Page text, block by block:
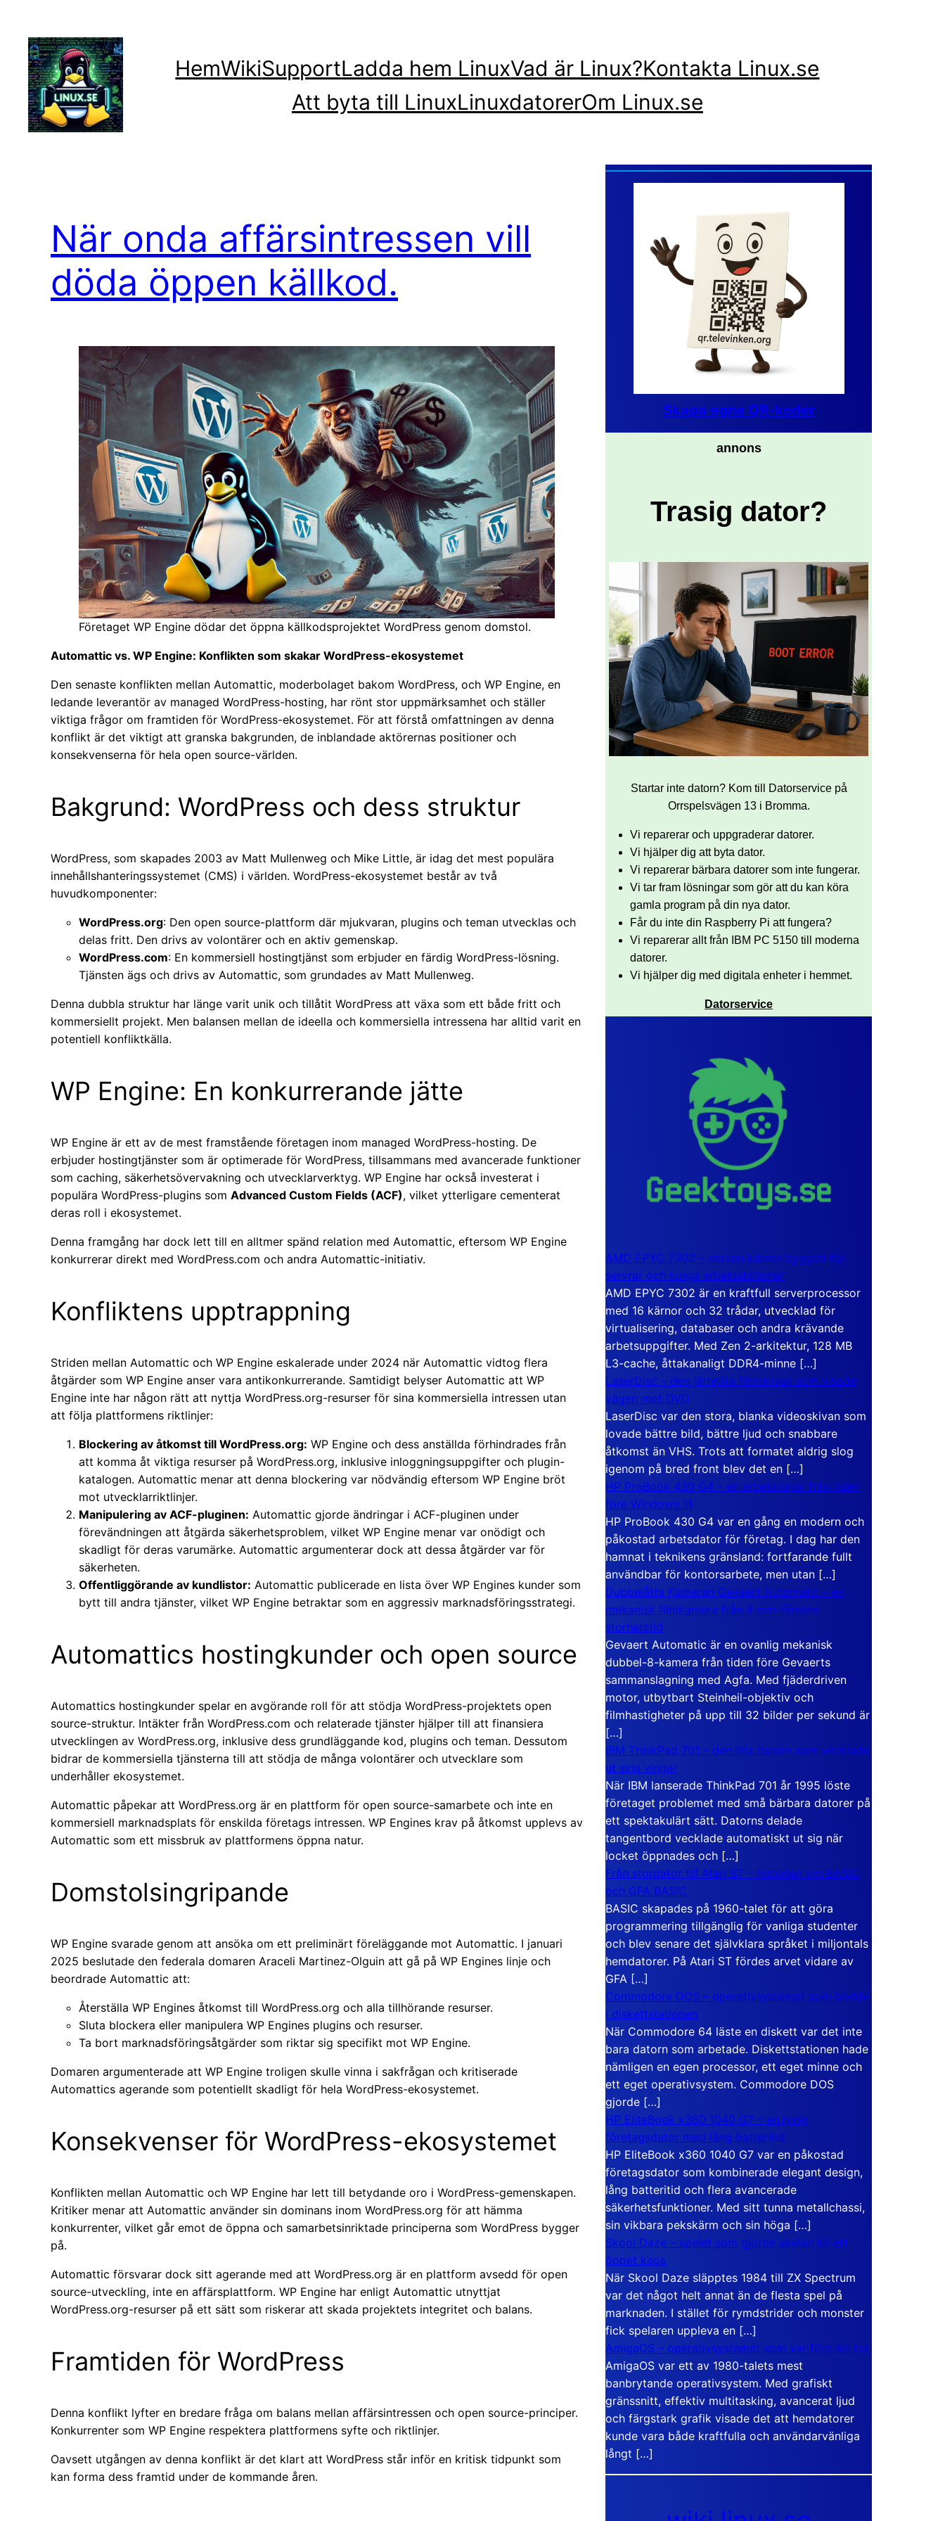
innehåll
HemWikiSupportLadda hem LinuxVad är Linux?Kontakta Linux.se
Att byta till LinuxLinuxdatorerOm Linux.se
När onda affärsintressen vill
döda öppen källkod.
Företaget WP Engine dödar det öppna källkodsprojektet WordPress genom domstol.
Automattic vs. WP Engine: Konflikten som skakar WordPress-ekosystemet
Den senaste konflikten mellan Automattic, moderbolaget bakom WordPress, och WP Engine, en
ledande leverantör av managed WordPress-hosting, har rönt stor uppmärksamhet och ställer
viktiga frågor om framtiden för WordPress-ekosystemet. För att förstå omfattningen av denna
konflikt är det viktigt att granska bakgrunden, de inblandade aktörernas positioner och
konsekvenserna för hela open source-världen.
Bakgrund: WordPress och dess struktur
WordPress, som skapades 2003 av Matt Mullenweg och Mike Little, är idag det mest populära
innehållshanteringssystemet (CMS) i världen. WordPress-ekosystemet består av två
huvudkomponenter:
WordPress.org: Den open source-plattform där mjukvaran, plugins och teman utvecklas och
delas fritt. Den drivs av volontärer och en aktiv gemenskap.
WordPress.com: En kommersiell hostingtjänst som erbjuder en färdig WordPress-lösning.
Tjänsten ägs och drivs av Automattic, som grundades av Matt Mullenweg.
Denna dubbla struktur har länge varit unik och tillåtit WordPress att växa som ett både fritt och
kommersiellt projekt. Men balansen mellan de ideella och kommersiella intressena har alltid varit en
potentiell konfliktkälla.
WP Engine: En konkurrerande jätte
WP Engine är ett av de mest framstående företagen inom managed WordPress-hosting. De
erbjuder hostingtjänster som är optimerade för WordPress, tillsammans med avancerade funktioner
som caching, säkerhetsövervakning och utvecklarverktyg. WP Engine har också investerat i
populära WordPress-plugins som Advanced Custom Fields (ACF), vilket ytterligare cementerat
deras roll i ekosystemet.
Denna framgång har dock lett till en alltmer spänd relation med Automattic, eftersom WP Engine
konkurrerar direkt med WordPress.com och andra Automattic-initiativ.
Konfliktens upptrappning
Striden mellan Automattic och WP Engine eskalerade under 2024 när Automattic vidtog flera
åtgärder som WP Engine anser vara antikonkurrerande. Samtidigt belyser Automattic att WP
Engine inte har någon rätt att nyttja WordPress.org-resurser för sina kommersiella intressen utan
att följa plattformens riktlinjer:
Blockering av åtkomst till WordPress.org: WP Engine och dess anställda förhindrades från
att komma åt viktiga resurser på WordPress.org, inklusive inloggningsuppgifter och plugin-
katalogen. Automattic menar att denna blockering var nödvändig eftersom WP Engine bröt
mot utvecklarriktlinjer.
Manipulering av ACF-pluginen: Automattic gjorde ändringar i ACF-pluginen under
förevändningen att åtgärda säkerhetsproblem, vilket WP Engine menar var onödigt och
skadligt för deras varumärke. Automattic argumenterar dock att dessa åtgärder var för
säkerheten.
Offentliggörande av kundlistor: Automattic publicerade en lista över WP Engines kunder som
bytt till andra tjänster, vilket WP Engine betraktar som en aggressiv marknadsföringsstrategi.
Automattics hostingkunder och open source
Automattics hostingkunder spelar en avgörande roll för att stödja WordPress-projektets open
source-struktur. Intäkter från WordPress.com och relaterade tjänster hjälper till att finansiera
utvecklingen av WordPress.org, inklusive dess grundläggande kod, plugins och teman. Dessutom
bidrar de kommersiella tjänsterna till att stödja de många volontärer och utvecklare som
underhåller ekosystemet.
Automattic påpekar att WordPress.org är en plattform för open source-samarbete och inte en
kommersiell marknadsplats för enskilda företags intressen. WP Engines krav på åtkomst upplevs av
Automattic som ett missbruk av plattformens öppna natur.
Domstolsingripande
WP Engine svarade genom att ansöka om ett preliminärt föreläggande mot Automattic. I januari
2025 beslutade den federala domaren Araceli Martinez-Olguin att gå på WP Engines linje och
beordrade Automattic att:
Återställa WP Engines åtkomst till WordPress.org och alla tillhörande resurser.
Sluta blockera eller manipulera WP Engines plugins och resurser.
Ta bort marknadsföringsåtgärder som riktar sig specifikt mot WP Engine.
Domaren argumenterade att WP Engine troligen skulle vinna i sakfrågan och kritiserade
Automattics agerande som potentiellt skadligt för hela WordPress-ekosystemet.
Konsekvenser för WordPress-ekosystemet
Konflikten mellan Automattic och WP Engine har lett till betydande oro i WordPress-gemenskapen.
Kritiker menar att Automattic använder sin dominans inom WordPress.org för att hämma
konkurrenter, vilket går emot de öppna och samarbetsinriktade principerna som WordPress bygger
på.
Automattic försvarar dock sitt agerande med att WordPress.org är en plattform avsedd för open
source-utveckling, inte en affärsplattform. WP Engine har enligt Automattic utnyttjat
WordPress.org-resurser på ett sätt som riskerar att skada projektets integritet och balans.
Framtiden för WordPress
Denna konflikt lyfter en bredare fråga om balans mellan affärsintressen och open source-principer.
Konkurrenter som WP Engine respektera plattformens syfte och riktlinjer.
Oavsett utgången av denna konflikt är det klart att WordPress står inför en kritisk tidpunkt som
kan forma dess framtid under de kommande åren.
Skapa egna QR-koder
annons
Trasig dator?
Startar inte datorn? Kom till Datorservice på
Orrspelsvägen 13 i Bromma.
Vi reparerar och uppgraderar datorer.
Vi hjälper dig att byta dator.
Vi reparerar bärbara datorer som inte fungerar.
Vi tar fram lösningar som gör att du kan köra
gamla program på din nya dator.
Får du inte din Raspberry Pi att fungera?
Vi reparerar allt från IBM PC 5150 till moderna
datorer.
Vi hjälper dig med digitala enheter i hemmet.
Datorservice
AMD EPYC 7302 – sexton kärnor byggda för
servrar och tunga arbetsstationer
AMD EPYC 7302 är en kraftfull serverprocessor
med 16 kärnor och 32 trådar, utvecklad för
virtualisering, databaser och andra krävande
arbetsuppgifter. Med Zen 2-arkitektur, 128 MB
L3-cache, åttakanaligt DDR4-minne […]
LaserDisc – den jättelika filmskivan som visade
vägen mot DVD
LaserDisc var den stora, blanka videoskivan som
lovade bättre bild, bättre ljud och snabbare
åtkomst än VHS. Trots att formatet aldrig slog
igenom på bred front blev det en […]
HP ProBook 430 G4 – en arbetsdator från tiden
före Windows 11
HP ProBook 430 G4 var en gång en modern och
påkostad arbetsdator för företag. I dag har den
hamnat i teknikens gränsland: fortfarande fullt
användbar för kontorsarbete, men utan […]
Dubbelåtta Kameran Gevaert Automatic – en
mekanisk filmkamera från 8 mm-filmens
storhetstid
Gevaert Automatic är en ovanlig mekanisk
dubbel-8-kamera från tiden före Gevaerts
sammanslagning med Agfa. Med fjäderdriven
motor, utbytbart Steinheil-objektiv och
filmhastigheter på upp till 32 bilder per sekund är
[…]
IBM ThinkPad 701 – den lilla datorn som vecklade
ut sina vingar
När IBM lanserade ThinkPad 701 år 1995 löste
företaget problemet med små bärbara datorer på
ett spektakulärt sätt. Datorns delade
tangentbord vecklade automatiskt ut sig när
locket öppnades och […]
Från stordator till Atari ST – historien om BASIC
och GFA BASIC
BASIC skapades på 1960-talet för att göra
programmering tillgänglig för vanliga studenter
och blev senare det självklara språket i miljontals
hemdatorer. På Atari ST fördes arvet vidare av
GFA […]
Commodore DOS – operativsystemet som bodde
i diskettstationen
När Commodore 64 läste en diskett var det inte
bara datorn som arbetade. Diskettstationen hade
nämligen en egen processor, ett eget minne och
ett eget operativsystem. Commodore DOS
gjorde […]
HP EliteBook x360 1040 G7 – en lyxig
företagsdator med lång batteritid
HP EliteBook x360 1040 G7 var en påkostad
företagsdator som kombinerade elegant design,
lång batteritid och flera avancerade
säkerhetsfunktioner. Med sitt tunna metallchassi,
sin vikbara pekskärm och sin höga […]
Skool Daze – spelet som gjorde skolan till ett
öppet kaos
När Skool Daze släpptes 1984 till ZX Spectrum
var det något helt annat än de flesta spel på
marknaden. I stället för rymdstrider och monster
fick spelaren uppleva en […]
AmigaOS – operativsystemet som var före sin tid
AmigaOS var ett av 1980-talets mest
banbrytande operativsystem. Med grafiskt
gränssnitt, effektiv multitasking, avancerat ljud
och färgstark grafik visade det att hemdatorer
kunde vara både kraftfulla och användarvänliga
långt […]